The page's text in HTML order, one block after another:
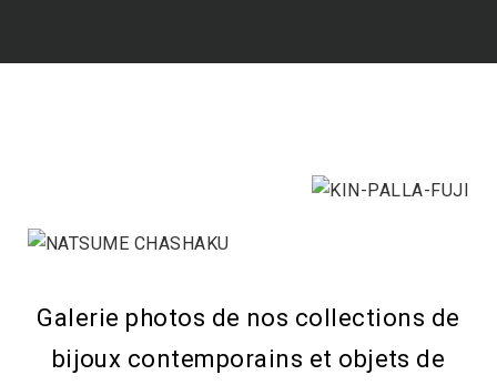
Galerie photos de nos collections de
bijoux contemporains et objets de